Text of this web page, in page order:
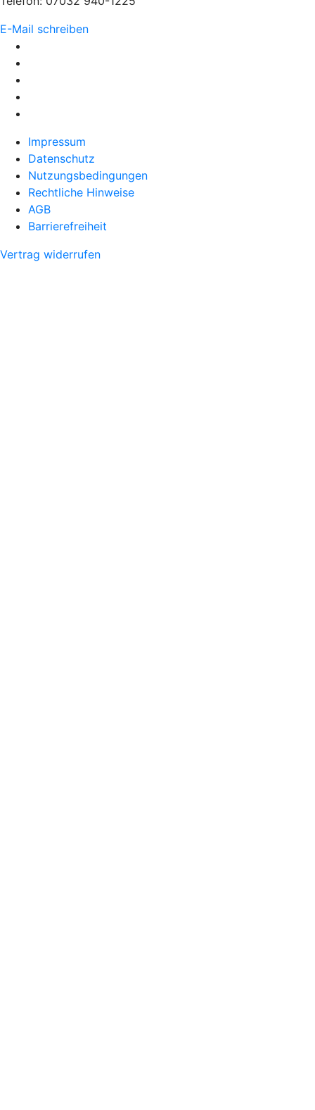
E-Mail schreiben
Impressum
Datenschutz
Nutzungsbedingungen
Rechtliche Hinweise
AGB
Barrierefreiheit
Vertrag widerrufen